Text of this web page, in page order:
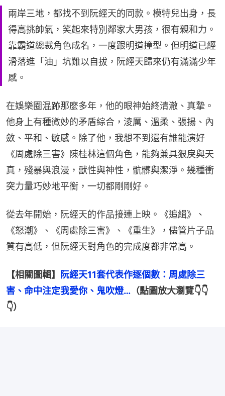
兩岸三地，都找不到阮經天的同款。模特兒出身，長
得高挑帥氣，笑起來特別鄰家大男孩，很有親和力。
靠霸道總裁角色成名，一度跟明道撞型。但明道已經
滑落進「油」坑難以自拔，阮經天歸來仍有滿滿少年
感。
在娛樂圈混跡那麼多年，他的眼神始終清澈、真摯。
他身上有種微妙的矛盾綜合，淩厲、溫柔、張揚、內
斂、平和、敏感。除了他，我想不到還有誰能演好
《周處除三害》陳桂林這個角色，能夠兼具狠戾與天
真，殘暴與浪漫，獸性與神性，骯髒與潔淨。幾種衝
突力量巧妙地平衡，一切都剛剛好。
從去年開始，阮經天的作品接連上映。《追緝》、
《怒潮》、《周處除三害》、《重生》，儘管片子品
質有高低，但阮經天對角色的完成度都非常高。
【相關圖輯】
阮經天11套代表作逐個數：周處除三
害、命中注定我愛你、鬼吹燈… （點圖放大瀏覽👇👇
👇）